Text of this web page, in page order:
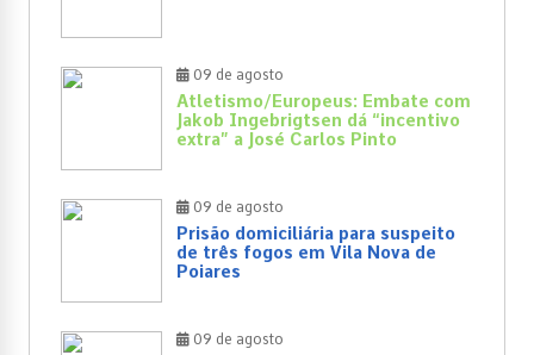
09 de agosto
Atletismo/Europeus: Embate com
Jakob Ingebrigtsen dá “incentivo
extra” a José Carlos Pinto
09 de agosto
Prisão domiciliária para suspeito
de três fogos em Vila Nova de
Poiares
09 de agosto